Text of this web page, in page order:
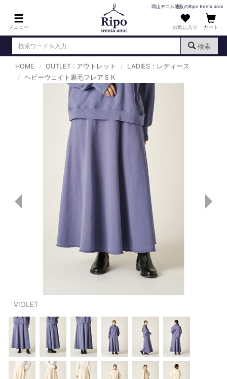
メニュー
岡山デニム通販のRipo trenta anni
お気に入り カート
検索
ログイン （新規会員登録）
MENS : メンズ
DENIM : デニム
PANTS : パンツ
TOPS : トップス
T-SHIRT : Tシャツ
KNIT : ニット
SHIRT : シャツ
OUTERS : アウター
PANTS/SKIRT : パンツ・スカート
TOPS : トップス
OUTERS : アウター
OUTLET : アウトレット
MENS : メンズ
HOME OUTLET : アウトレット
LADIES：レディース
ヘビーウェイト裏毛フレアＳＫ
VIOLET